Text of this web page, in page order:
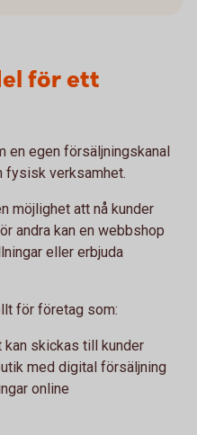
för ett
en egen försäljningskanal
fysisk verksamhet.
möjlighet att nå kunder
andra kan en webbshop
eller erbjuda
för företag som:
skickas till kunder
med digital försäljning
online